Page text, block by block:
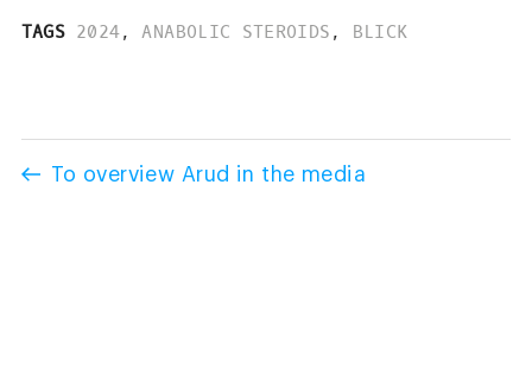
TAGS 2024, ANABOLIC STEROIDS , BLICK
To overview Arud in the media